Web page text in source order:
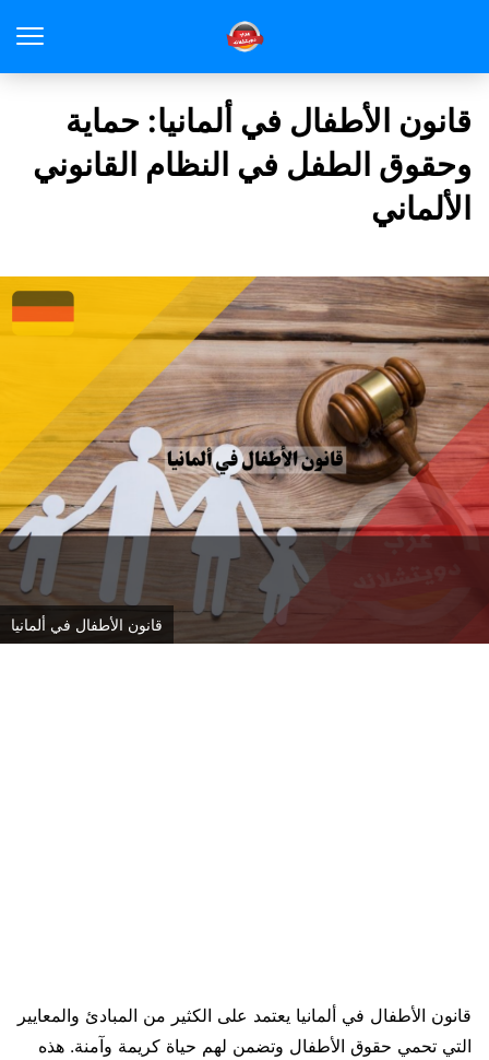
قانون الأطفال في ألمانيا: حماية
وحقوق الطفل في النظام القانوني
الألماني
قانون الأطفال في ألمانيا
قانون الأطفال في ألمانيا يعتمد على الكثير من المبادئ والمعايير
التي تحمي حقوق الأطفال وتضمن لهم حياة كريمة وآمنة. هذه